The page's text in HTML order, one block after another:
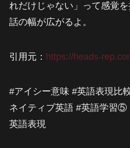
れだけじゃない」って感覚
話の幅が広がるよ。
引用元： https://heads-
#アイシー意味 #英語表現比
ネイティブ英語 #英語学習⑤
英語表現